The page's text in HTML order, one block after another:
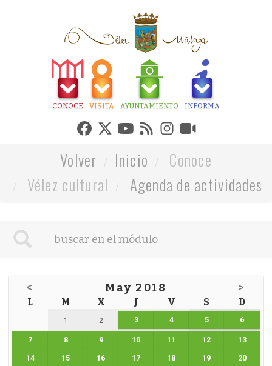
CONOCE VISITA AYUNTAMIENTO INFORMA
Volver Inicio
Conoce
Vélez cultural
Agenda de actividades
< May 2018 >
L M X J V S D
1 2 3 4 5 6
7 8 9 10 11 12 13
14 15 16 17 18 19 20